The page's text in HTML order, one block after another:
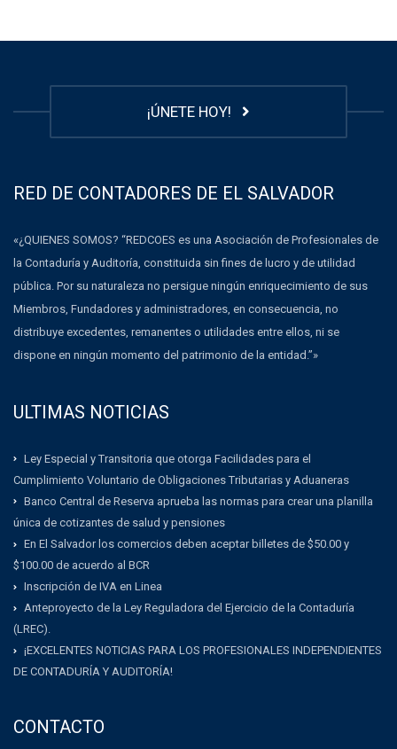
¡ÚNETE HOY!
RED DE CONTADORES DE EL SALVADOR
«¿QUIENES SOMOS? “REDCOES es una Asociación de Profesionales de
la Contaduría y Auditoría, constituida sin fines de lucro y de utilidad
pública. Por su naturaleza no persigue ningún enriquecimiento de sus
Miembros, Fundadores y administradores, en consecuencia, no
distribuye excedentes, remanentes o utilidades entre ellos, ni se
dispone en ningún momento del patrimonio de la entidad.”»
ULTIMAS NOTICIAS
Ley Especial y Transitoria que otorga Facilidades para el
Cumplimiento Voluntario de Obligaciones Tributarias y Aduaneras
Banco Central de Reserva aprueba las normas para crear una planilla
única de cotizantes de salud y pensiones
En El Salvador los comercios deben aceptar billetes de $50.00 y
$100.00 de acuerdo al BCR
Inscripción de IVA en Linea
Anteproyecto de la Ley Reguladora del Ejercicio de la Contaduría
(LREC).
¡EXCELENTES NOTICIAS PARA LOS PROFESIONALES INDEPENDIENTES
DE CONTADURÍA Y AUDITORÍA!
CONTACTO